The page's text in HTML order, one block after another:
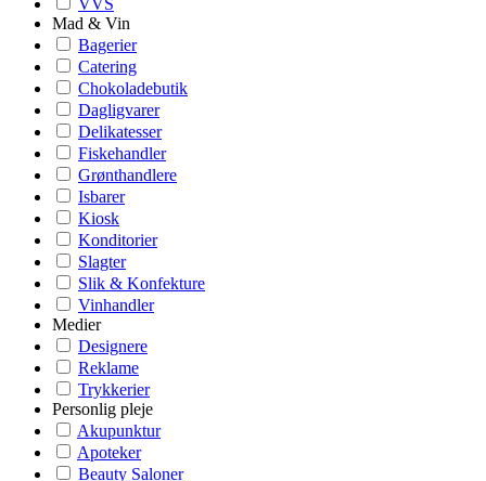
VVS
Mad & Vin
Bagerier
Catering
Chokoladebutik
Dagligvarer
Delikatesser
Fiskehandler
Grønthandlere
Isbarer
Kiosk
Konditorier
Slagter
Slik & Konfekture
Vinhandler
Medier
Designere
Reklame
Trykkerier
Personlig pleje
Akupunktur
Apoteker
Beauty Saloner